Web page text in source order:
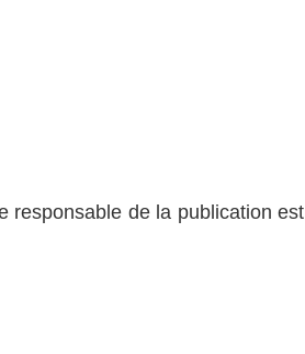
responsable de la publication est